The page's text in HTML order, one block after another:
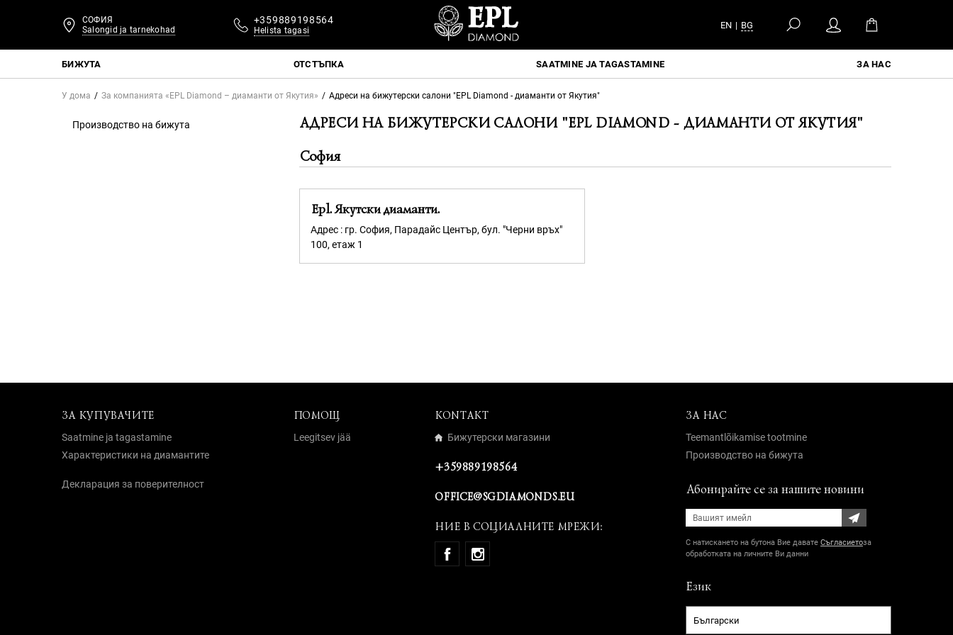
СОФИЯ
Salongid ja tarnekohad
+359889198564
Helista tagasi EN | BG
БИЖУТА ОТСТЪПКА SAATMINE JA TAGASTAMINE ЗА НАС
У дома За компанията «EPL Diamond – диаманти от Якутия» Адреси на бижутерски салони "EPL Diamond - диаманти от Якутия"
Производство на бижута АДРЕСИ НА БИЖУТЕРСКИ САЛОНИ "EPL DIAMOND - ДИАМАНТИ ОТ ЯКУТИЯ"
София
Epl. Якутски диаманти.
Адрес : гр. София, Парадайс Център, бул. "Черни връх"
100, етаж 1
ЗА КУПУВАЧИТЕ
Saatmine ja tagastamine
Характеристики на диамантите
Декларация за поверителност
ПОМОЩ
Leegitsev jää
KONTAKT
Бижутерски магазини
+359889198564
OFFICE@SGDIAMONDS.EU
НИЕ В СОЦИАЛНИТЕ МРЕЖИ:
ЗА НАС
Teemantlõikamise tootmine
Производство на бижута
Абонирайте се за нашите новини
С натискането на бутона Вие давате Съгласиетоза
обработката на личните Ви данни
Език